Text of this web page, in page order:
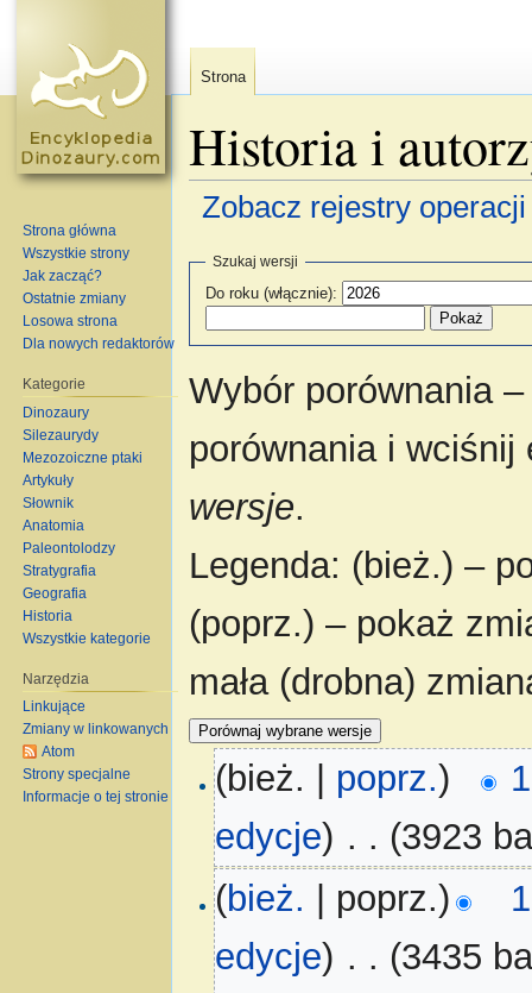
Historia i
Zobacz rejestry
Szukaj wersji
Do roku (włącznie):
Wybór porównania
porównania i
wersje.
Legenda: (bież.) –
(poprz.) – pokaż
mała (drobna)
(bież. | poprz.)
edycje) . . (3923
(bież. | poprz.)
edycje) . . (3435
Strona
Strona główna
Wszystkie strony
Jak zacząć?
Ostatnie zmiany
Losowa strona
Dla nowych redaktorów
Kategorie
Dinozaury
Silezaurydy
Mezozoiczne ptaki
Artykuły
Słownik
Anatomia
Paleontolodzy
Stratygrafia
Geografia
Historia
Wszystkie kategorie
Narzędzia
Linkujące
Zmiany w linkowanych
Atom
Strony specjalne
Informacje o tej stronie